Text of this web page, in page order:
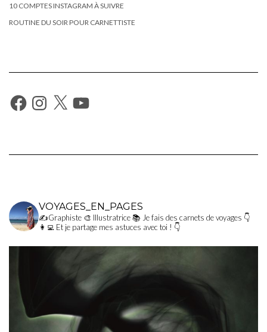
10 COMPTES INSTAGRAM À SUIVRE
ROUTINE DU SOIR POUR CARNETTISTE
FacebookInstagram
X YouTube
VOYAGES_EN_PAGES
✍Graphiste 🎨 Illustratrice📚 Je fais des carnets de voyages 👇
👩‍💻 Et je partage mes astuces avec toi ! 👇